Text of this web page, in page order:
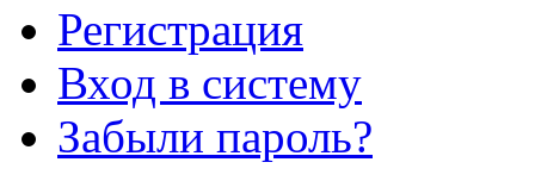
Регистрация
Вход в систему
Забыли пароль?